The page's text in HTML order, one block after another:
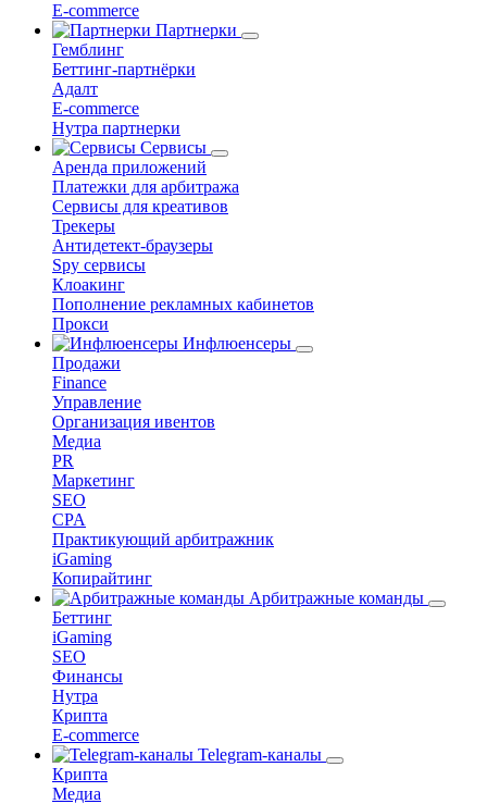
E-commerce
Партнерки
Гемблинг
Беттинг-партнёрки
Адалт
E-commerce
Нутра партнерки
Сервисы
Аренда приложений
Платежки для арбитража
Сервисы для креативов
Трекеры
Антидетект-браузеры
Spy сервисы
Клоакинг
Пополнение рекламных кабинетов
Прокси
Инфлюенсеры
Продажи
Finance
Управление
Организация ивентов
Медиа
PR
Маркетинг
SEO
CPA
Практикующий арбитражник
iGaming
Копирайтинг
Арбитражные команды
Беттинг
iGaming
SEO
Финансы
Нутра
Крипта
E-commerce
Telegram-каналы
Крипта
Медиа